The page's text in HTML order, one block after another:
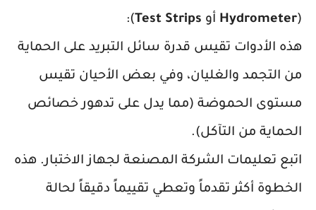
(
Hydrometer أو Test Strips
):
هذه الأدوات تقيس قدرة سائل التبريد على الحماية
من التجمد والغليان، وفي بعض الأحيان تقيس
مستوى الحموضة (مما يدل على تدهور خصائص
الحماية من التآكل).
اتبع تعليمات الشركة المصنعة لجهاز الاختبار. هذه
الخطوة أكثر تقدماً وتعطي تقييماً دقيقاً لحالة